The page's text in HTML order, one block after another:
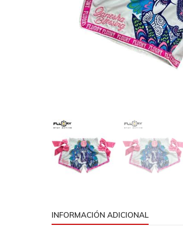
INFORMACIÓN ADICIONAL